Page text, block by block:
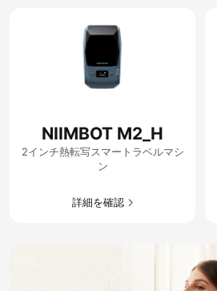
NIIMBOT M2_H
2インチ熱転写スマートラベルマシ
ン
詳細を確認​